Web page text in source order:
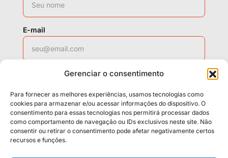
Gerenciar o consentimento
Para fornecer as melhores experiências, usamos tecnologias como
cookies para armazenar e/ou acessar informações do dispositivo. O
consentimento para essas tecnologias nos permitirá processar dados
como comportamento de navegação ou IDs exclusivos neste site. Não
consentir ou retirar o consentimento pode afetar negativamente certos
recursos e funções.
E-mail
Solicitar contato